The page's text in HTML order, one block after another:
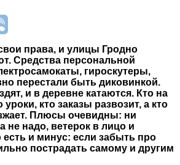
права, и улицы Гродно
Средства персональной
гироскутеры,
перестали быть диковинкой.
и в деревне катаются. Кто на
уроки, кто заказы развозит, а кто
Плюсы очевидны: ни
не надо, ветерок в лицо и
есть и минус: если забыть про
пострадать самому и другим